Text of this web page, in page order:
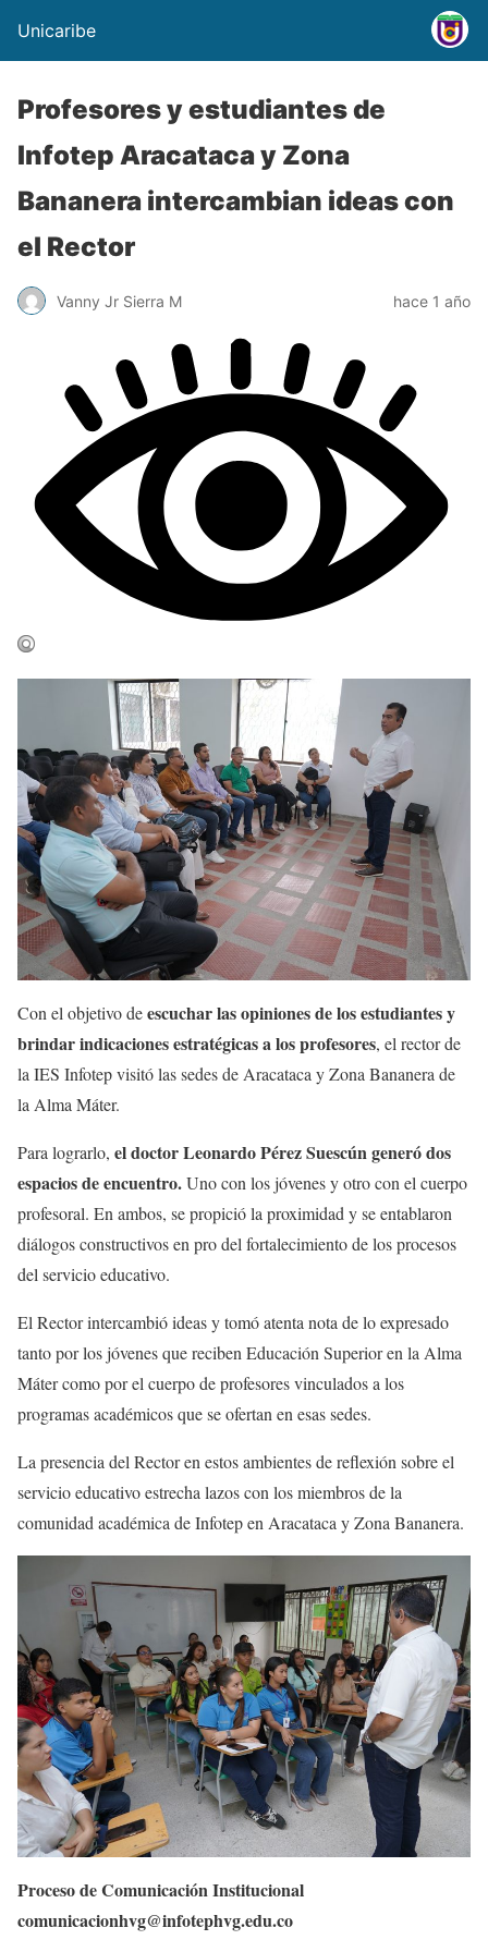
Unicaribe
Profesores y estudiantes de
Infotep Aracataca y Zona
Bananera intercambian ideas con
el Rector
Vanny Jr Sierra M hace 1 año
Con el objetivo deescuchar las opiniones de los estudiantes y
brindar indicaciones estratégicas a los profesores, el rector de
la IES Infotep visitó las sedes de Aracataca y Zona Bananera de
la Alma Máter.
Para lograrlo, el doctor Leonardo Pérez Suescún generó dos
espacios de encuentro.Uno con los jóvenes y otro con el cuerpo
profesoral. En ambos, se propició la proximidad y se entablaron
diálogos constructivos en pro del fortalecimiento de los procesos
del servicio educativo.
El Rector intercambió ideas y tomó atenta nota de lo expresado
tanto por los jóvenes que reciben Educación Superior en la Alma
Máter como por el cuerpo de profesores vinculados a los
programas académicos que se ofertan en esas sedes.
La presencia del Rector en estos ambientes de reflexión sobre el
servicio educativo estrecha lazos con los miembros de la
comunidad académica de Infotep en Aracataca y Zona Bananera.
Proceso de Comunicación Institucional
comunicacionhvg@infotephvg.edu.co